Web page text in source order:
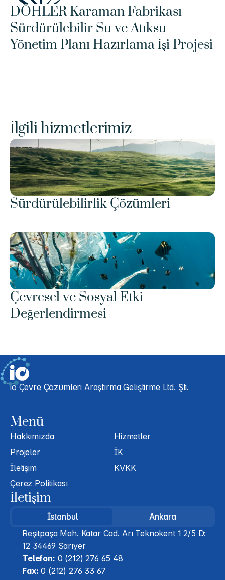
DÖHLER Karaman Fabrikası
Sürdürülebilir Su ve Atıksu
Yönetim Planı Hazırlama İşi Projesi
İlgili hizmetlerimiz
Sürdürülebilirlik Çözümleri
Çevresel ve Sosyal Etki
Değerlendirmesi
io Çevre Çözümleri Araştırma Geliştirme Ltd. Şti.
Menü
Hakkımızda
Hizmetler
Projeler
İK
İletişim
KVKK
Çerez Politikası
İletişim
İstanbul
Ankara
Reşitpaşa Mah. Katar Cad. Arı Teknokent 1 2/5 D:
12 34469 Sarıyer
Telefon: 0 (212) 276 65 48
Fax: 0 (212) 276 33 67